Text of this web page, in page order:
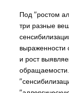
Под "ростом
три разные
выраженности
и рост